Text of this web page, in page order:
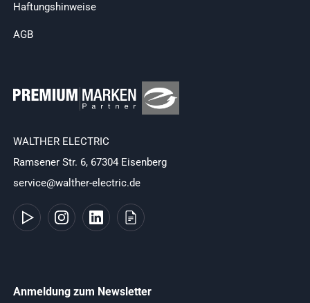
Haftungshinweise
AGB
WALTHER ELECTRIC
Ramsener Str. 6, 67304 Eisenberg
service@walther-electric.de
Anmeldung zum Newsletter